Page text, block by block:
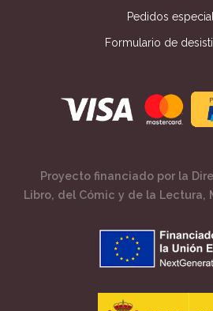
Pedidos
Formulario de
Proyecto financiado por la
Libro, del Cómic y de la Lectura,